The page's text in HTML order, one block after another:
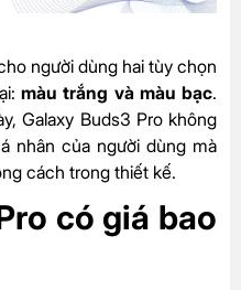
người dùng hai tùy chọn
màu trắng và màu bạc.
Galaxy Buds3 Pro không
nhân của người dùng mà
cách trong thiết kế.
có giá bao